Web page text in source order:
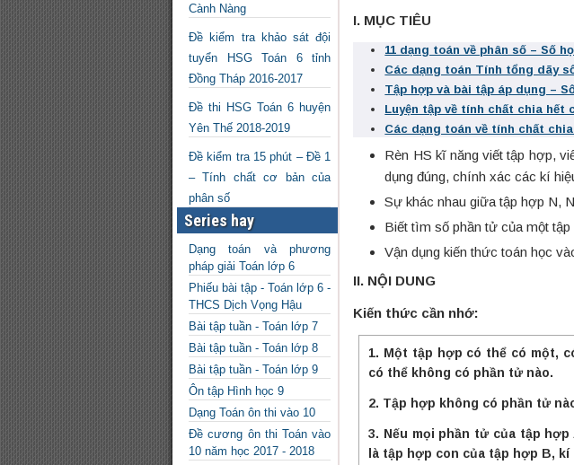
Cành Nàng
Đề kiểm tra khảo sát đội
tuyển HSG Toán 6 tỉnh
Đồng Tháp 2016-2017
Đề thi HSG Toán 6 huyện
Yên Thế 2018-2019
Đề kiểm tra 15 phút – Đề 1
– Tính chất cơ bản của
phân số
Series hay
Dạng toán và phương
pháp giải Toán lớp 6
Phiếu bài tập - Toán lớp 6 -
THCS Dịch Vọng Hậu
Bài tập tuần - Toán lớp 7
Bài tập tuần - Toán lớp 8
Bài tập tuần - Toán lớp 9
Ôn tập Hình học 9
Dạng Toán ôn thi vào 10
Đề cương ôn thi Toán vào
10 năm học 2017 - 2018
I. MỤC TIÊU
11 dạng toán về phân số – Số
Các dạng toán Tính tổng dãy
Tập hợp và bài tập áp dụng –
Luyện tập về tính chất chia hết
Các dạng toán về tính chất
Rèn HS kĩ năng viết tập hợp,
dụng đúng, chính xác các kí
Sự khác nhau giữa tập hợp N,
Biết tìm số phần tử của một
Vận dụng kiến thức toán học
II. NỘI DUNG
Kiến thức cần nhớ:
1. Một tập hợp có thể có một,
có thể không có phần tử nào.
2. Tập hợp không có phần tử
3. Nếu mọi phần tử của tập
là tập hợp con của tập hợp B,